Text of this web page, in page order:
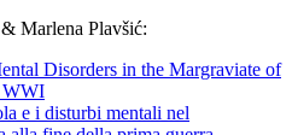
Marlena Plavšić:
Disorders in the Margraviate of
WWI
e i disturbi mentali nel